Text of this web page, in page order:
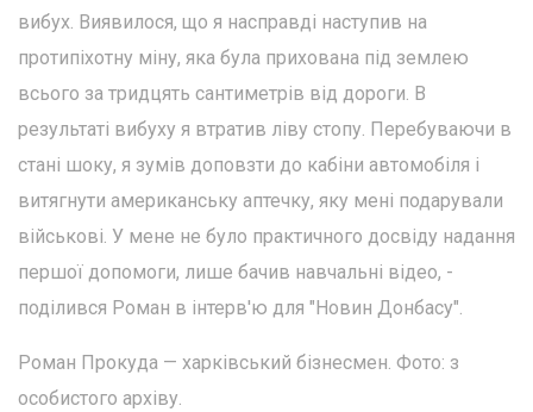
вибух. Виявилося, що я насправді наступив на
протипіхотну міну, яка була прихована під землею
всього за тридцять сантиметрів від дороги. В
результаті вибуху я втратив ліву стопу. Перебуваючи в
стані шоку, я зумів доповзти до кабіни автомобіля і
витягнути американську аптечку, яку мені подарували
військові. У мене не було практичного досвіду надання
першої допомоги, лише бачив навчальні відео, -
поділився Роман в інтерв'ю для "Новин Донбасу".
Роман Прокуда — харківський бізнесмен. Фото: з
особистого архіву.